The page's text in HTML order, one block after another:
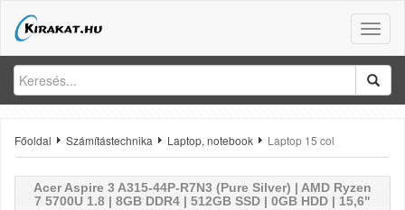
Toggle
Főoldal Számítástechnika Laptop, notebook Laptop 15 col
Acer Aspire 3 A315-44P-R7N3 (Pure Silver) | AMD Ryzen
7 5700U 1.8 | 8GB DDR4 | 512GB SSD | 0GB HDD | 15,6"